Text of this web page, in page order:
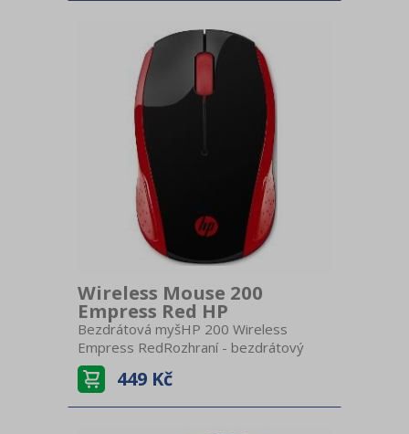
1600 DPITechnologie OptickáPočet
tlačítek 3Kolečko KlasickéBarva
bíláRozměry 9,5 × 5,85 × 3,4
cmHmotnost 78 g
Wireless Mouse 200
Empress Red HP
Bezdrátová myšHP 200 Wireless
Empress RedRozhraní - bezdrátový
USB přijímačSnímač pohybu -
optickýBaterie - 2x AAARozlišení
senzoru - 1000 dpiRozměry - 9,5 × 5,8
449 Kč